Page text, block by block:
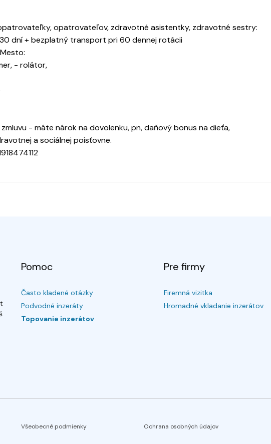
opatrovateľov, zdravotné asistentky, zdravotné sestry:
dní + bezplatný transport pri 60 dennej rotácii
- rolátor,
- máte nárok na dovolenku, pn, daňový bonus na dieťa,
a sociálnej poisťovne.
Pomoc
Často kladené otázky
Podvodné inzeráty
Topovanie inzerátov
Pre firmy
Firemná vizitka
Hromadné vkladanie inzerátov
Všeobecné podmienky Ochrana osobných údajov